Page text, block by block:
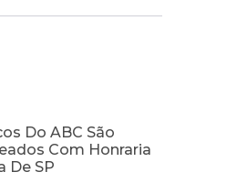
Do ABC São
Com Honraria
De SP